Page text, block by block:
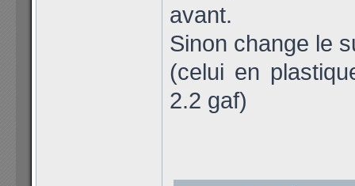
avant.
Sinon change le
(celui en
2.2 gaf)